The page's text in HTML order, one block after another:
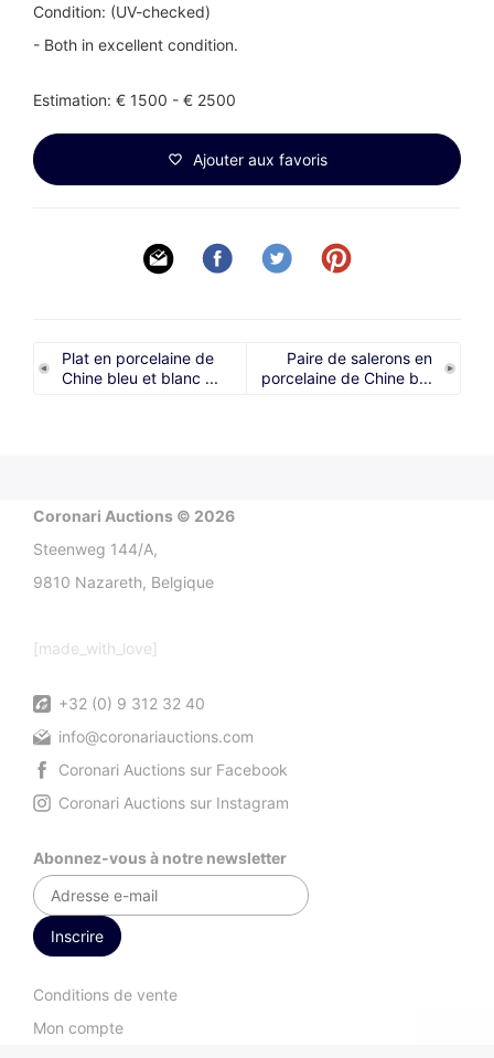
Condition: (UV-checked)
- Both in excellent condition.
Estimation: € 1500 - € 2500
Ajouter aux favoris
Plat en porcelaine de
Chine bleu et blanc ...
Paire de salerons en
porcelaine de Chine b...
Coronari Auctions © 2026
Steenweg 144/A,
9810 Nazareth, Belgique
[made_with_love]
+32 (0) 9 312 32 40
info@coronariauctions.com
Coronari Auctions sur Facebook
Coronari Auctions sur Instagram
Abonnez-vous à notre newsletter
Conditions de vente
Mon compte